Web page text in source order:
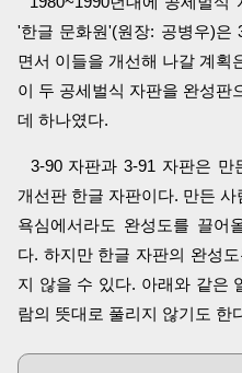
'한글 문화원'(원장: 공병우)은
면서 이들을 개선해 나갈 계획
이 두 공세벌식 자판을 완성판
데 하나였다.
3-90 자판과 3-91 자판은 만
개선판 한글 자판이다. 만든
욕심에서라도 완성도를 끌어
다. 하지만 한글 자판의 완성
지 않을 수 있다. 아래와 같은
람의 뜻대로 풀리지 않기도 한